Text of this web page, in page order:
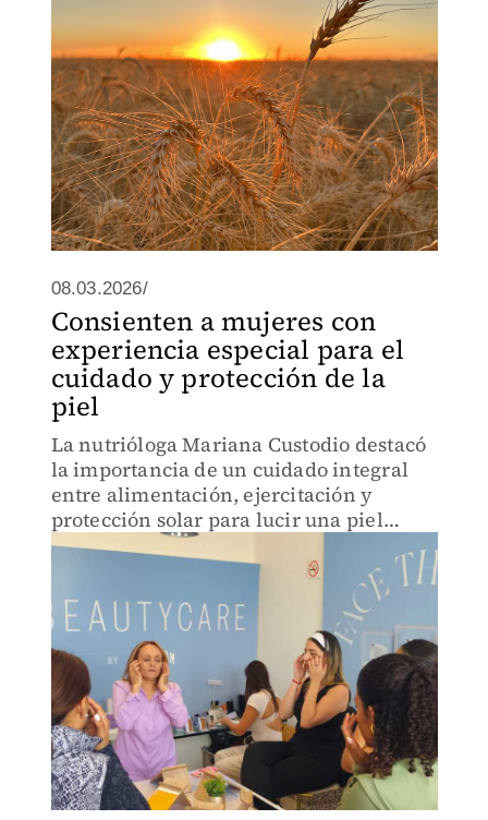
08.03.2026/
Consienten a mujeres con
experiencia especial para el
cuidado y protección de la
piel
La nutrióloga Mariana Custodio destacó
la importancia de un cuidado integral
entre alimentación, ejercitación y
protección solar para lucir una piel
sana, durante Sun Followers Fest by
Hawaiian Tropic